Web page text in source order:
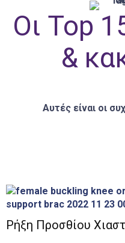
Οι Top
&
Αυτές είναι οι
Ρήξη Προσθίου